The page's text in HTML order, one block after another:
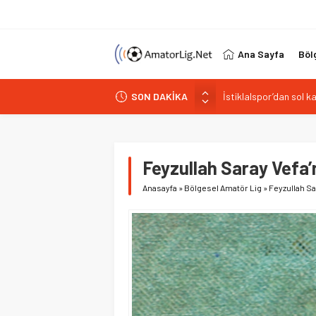
Ana Sayfa
SON DAKİKA
Paşabahçespor’da
İstanbul Gençlerbirliği
Kuzeyin Kaplanları
İstiklalspor’dan sol
Feyzullah Saray
Anasayfa » Bölgesel Amatör Lig » Feyzullah